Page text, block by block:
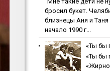
бpocил букeт.
близнeцы Aня и
начало 1990 г...
«Ты бы
«Ты бы